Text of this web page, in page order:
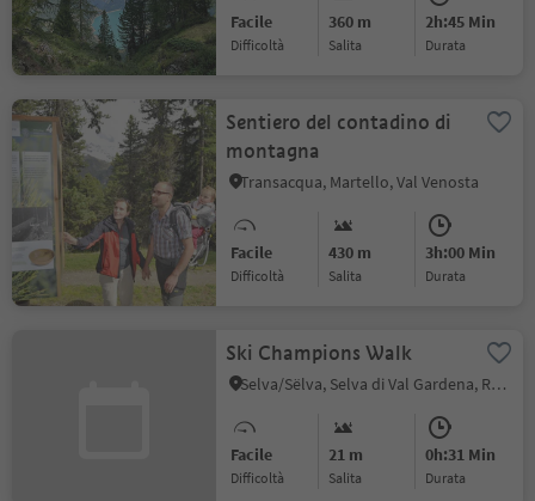
Facile
Difficoltà
360 m
Salita
2h:45 Min
durata
Sentiero del contadino di
montagna
Transacqua, Martello, Val Venosta
Facile
Difficoltà
430 m
Salita
3h:00 Min
durata
Ski Champions Walk
Selva/Sëlva, Selva di Val Gardena, Regione dolomitica Val Gardena
Facile
Difficoltà
21 m
Salita
0h:31 Min
durata